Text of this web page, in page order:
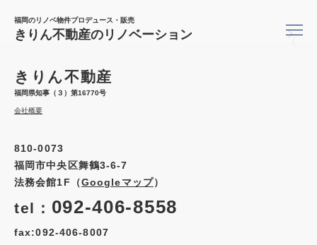
福岡のリノベ物件プロデュース・販売
きりん不動産のリノベーション
きりん不動産
福岡県知事（３）第16770号
会社概要
810-0073
福岡市中央区舞鶴3-6-7
法務会館1F（Googleマップ）
tel： 092-406-8558
fax:092-406-8007